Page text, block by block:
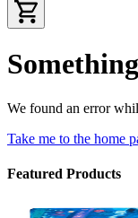
We found an error
Take me to the home
Featured Products